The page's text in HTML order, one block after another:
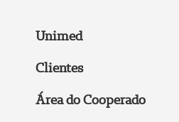
Unimed
Clientes
Área do Cooperado